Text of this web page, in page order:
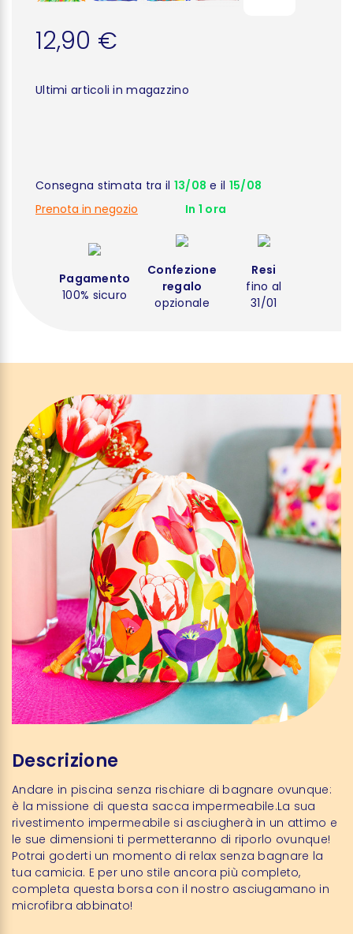
12,90 €
Ultimi articoli in magazzino
Consegna stimata tra il 13/08 e il 15/08
Prenota in negozio
In 1 ora
Pagamento
100% sicuro
Confezione
regalo
opzionale
Resi
fino al
31/01
Descrizione
Andare in piscina senza rischiare di bagnare ovunque:
è la missione di questa sacca impermeabile.La sua
rivestimento impermeabile si asciugherà in un attimo e
le sue dimensioni ti permetteranno di riporlo ovunque!
Potrai goderti un momento di relax senza bagnare la
tua camicia. E per uno stile ancora più completo,
completa questa borsa con il nostro asciugamano in
microfibra abbinato!